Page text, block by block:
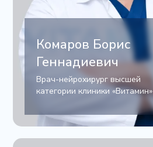
Комаров Борис
Геннадиевич
Врач-нейрохирург высшей
категории клиники «Витамин»